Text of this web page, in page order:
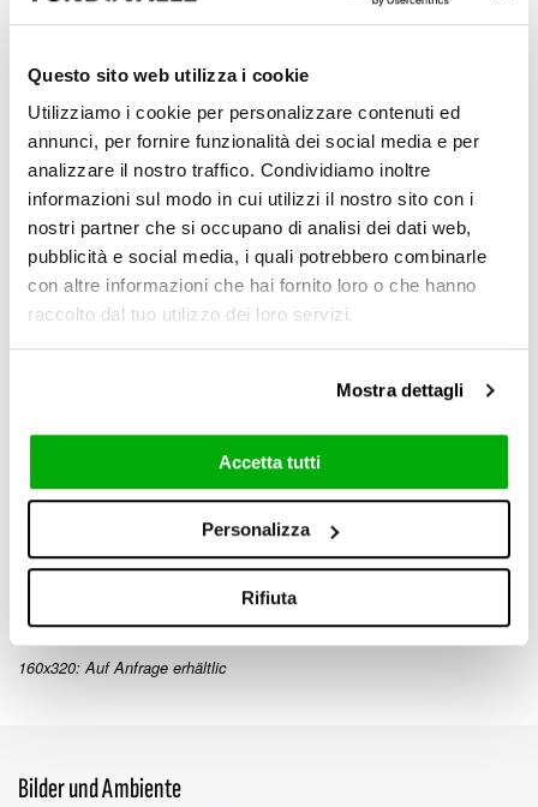
Questo sito web utilizza i cookie
Utilizziamo i cookie per personalizzare contenuti ed
annunci, per fornire funzionalità dei social media e per
analizzare il nostro traffico. Condividiamo inoltre
informazioni sul modo in cui utilizzi il nostro sito con i
nostri partner che si occupano di analisi dei dati web,
pubblicità e social media, i quali potrebbero combinarle
con altre informazioni che hai fornito loro o che hanno
raccolto dal tuo utilizzo dei loro servizi.
Mostra dettagli
Accetta tutti
Personalizza
Rifiuta
Honed / Polished
6 mm / 0.24"
6 mm / 0.24"
Matt (R10) / Lux
6 mm / 0.24"
23.62" x 47.24"
160x320: Auf Anfrage erhältlic
Bilder und Ambiente